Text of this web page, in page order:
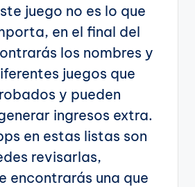
juego no es lo que
en el final del
los nombres y
juegos que
y pueden
ingresos extra.
en estas listas son
revisarlas,
encontrarás una que